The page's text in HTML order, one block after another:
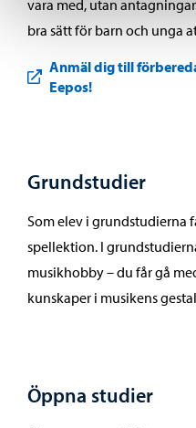
vara med, utan
bra sätt för barn och unga
Anmäl dig till
Eepos!
Grundstudier
Som elev i grundstudierna
spellektion. I
musikhobby – du får gå
kunskaper i musikens
Öppna studier